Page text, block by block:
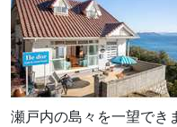
瀬戸内の島々を一望でき